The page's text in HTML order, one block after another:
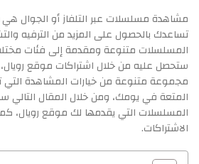
مشاهدة مسلسلات عبر التلفاز أو الجوال
تساعدك بالحصول على المزيد من الترفيه
المسلسلات متنوعة ومقدمة إلى فئات
ستحصل عليه من خلال اشتراكات موقع
مجموعة متنوعة من خيارات المشاهدة التي
المتعة في يومك، ومن خلال المقال التالي
المسلسلات التي يقدمها لك موقع رويال،
الاشتراكات.